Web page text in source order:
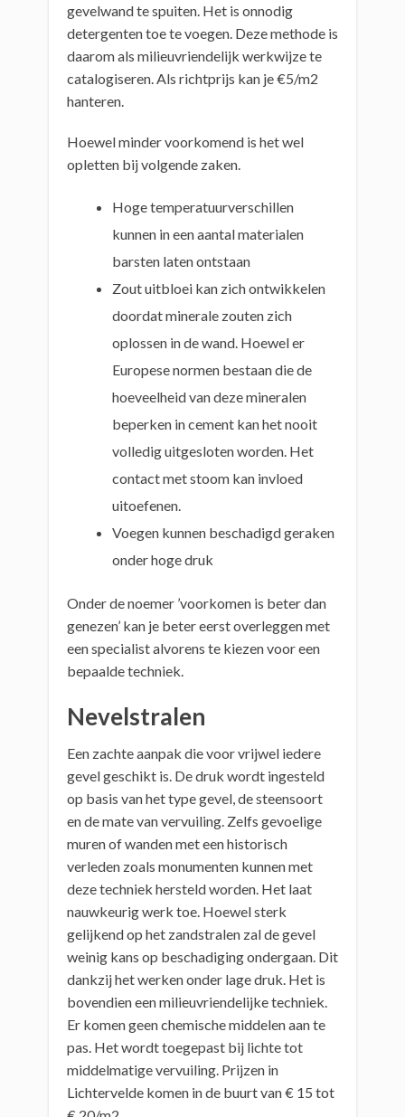
gevelwand te spuiten. Het is onnodig
detergenten toe te voegen. Deze methode is
daarom als milieuvriendelijk werkwijze te
catalogiseren. Als richtprijs kan je €5/m2
hanteren.
Hoewel minder voorkomend is het wel
opletten bij volgende zaken.
Hoge temperatuurverschillen
kunnen in een aantal materialen
barsten laten ontstaan
Zout uitbloei kan zich ontwikkelen
doordat minerale zouten zich
oplossen in de wand. Hoewel er
Europese normen bestaan die de
hoeveelheid van deze mineralen
beperken in cement kan het nooit
volledig uitgesloten worden. Het
contact met stoom kan invloed
uitoefenen.
Voegen kunnen beschadigd geraken
onder hoge druk
Onder de noemer ’voorkomen is beter dan
genezen’ kan je beter eerst overleggen met
een specialist alvorens te kiezen voor een
bepaalde techniek.
Nevelstralen
Een zachte aanpak die voor vrijwel iedere
gevel geschikt is. De druk wordt ingesteld
op basis van het type gevel, de steensoort
en de mate van vervuiling. Zelfs gevoelige
muren of wanden met een historisch
verleden zoals monumenten kunnen met
deze techniek hersteld worden. Het laat
nauwkeurig werk toe. Hoewel sterk
gelijkend op het zandstralen zal de gevel
weinig kans op beschadiging ondergaan. Dit
dankzij het werken onder lage druk. Het is
bovendien een milieuvriendelijke techniek.
Er komen geen chemische middelen aan te
pas. Het wordt toegepast bij lichte tot
middelmatige vervuiling. Prijzen in
Lichtervelde komen in de buurt van € 15 tot